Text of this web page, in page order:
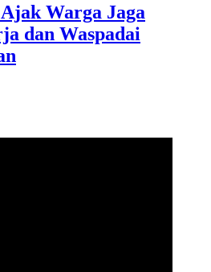
Warga Jaga
dan Waspadai